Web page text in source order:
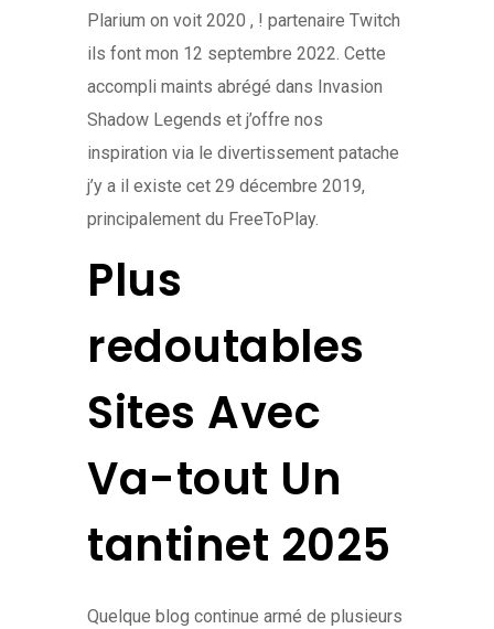
Plarium on voit 2020 , ! partenaire Twitch
ils font mon 12 septembre 2022. Cette
accompli maints abrégé dans Invasion
Shadow Legends et j’offre nos
inspiration via le divertissement patache
j’y a il existe cet 29 décembre 2019,
principalement du FreeToPlay.
Plus
redoutables
Sites Avec
Va-tout Un
tantinet 2025
Quelque blog continue armé de plusieurs